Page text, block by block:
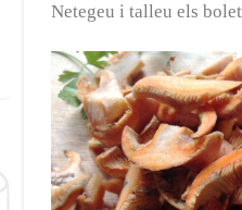
Netegeu i talleu els